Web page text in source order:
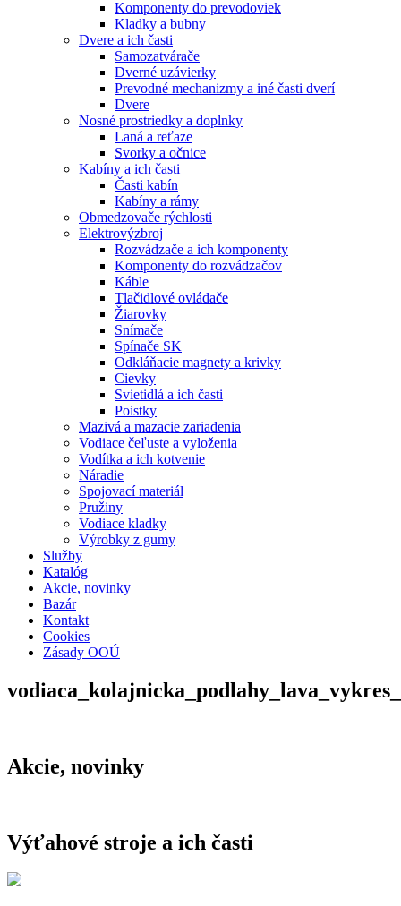
Komponenty do prevodoviek
Kladky a bubny
Dvere a ich časti
Samozatvárače
Dverné uzávierky
Prevodné mechanizmy a iné časti dverí
Dvere
Nosné prostriedky a doplnky
Laná a reťaze
Svorky a očnice
Kabíny a ich časti
Časti kabín
Kabíny a rámy
Obmedzovače rýchlosti
Elektrovýzbroj
Rozvádzače a ich komponenty
Komponenty do rozvádzačov
Káble
Tlačidlové ovládače
Žiarovky
Snímače
Spínače SK
Odkláňacie magnety a krivky
Cievky
Svietidlá a ich časti
Poistky
Mazivá a mazacie zariadenia
Vodiace čeľuste a vyloženia
Vodítka a ich kotvenie
Náradie
Spojovací materiál
Pružiny
Vodiace kladky
Výrobky z gumy
Služby
Katalóg
Akcie, novinky
Bazár
Kontakt
Cookies
Zásady OOÚ
Akcie, novinky
Výťahové stroje a ich časti